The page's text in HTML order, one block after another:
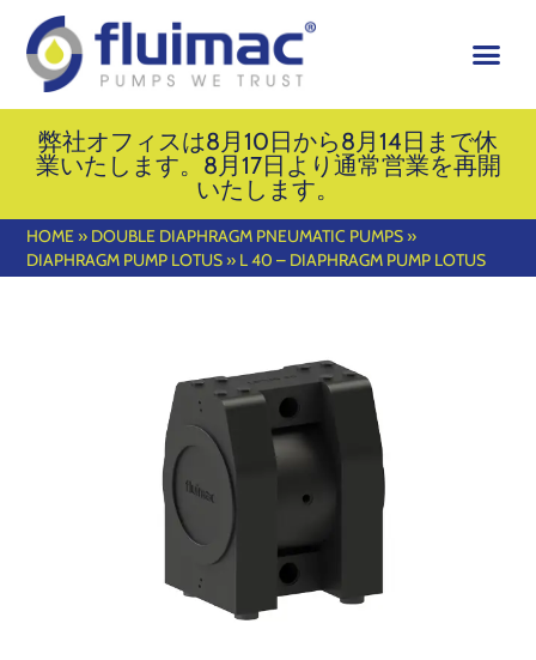
弊社オフィスは8月10日から8月14日まで休
業いたします。8月17日より通常営業を再開
いたします。
HOME » DOUBLE DIAPHRAGM PNEUMATIC PUMPS »
DIAPHRAGM PUMP LOTUS » L 40 – DIAPHRAGM PUMP LOTUS